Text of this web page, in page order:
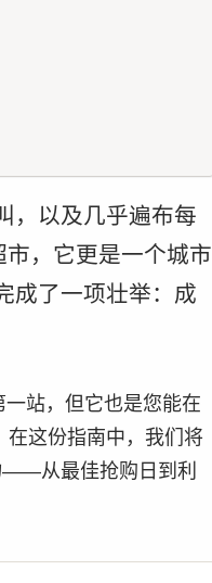
，以及几乎遍布每
，它更是一个城市
成了一项壮举：成
站，但它也是您能在
在这份指南中，我们将
——从最佳抢购日到利